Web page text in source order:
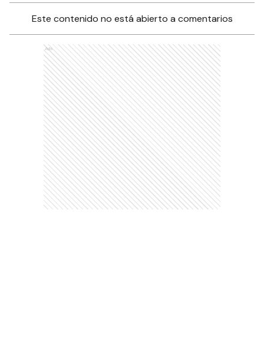
Este contenido no está abierto a comentarios
Ads